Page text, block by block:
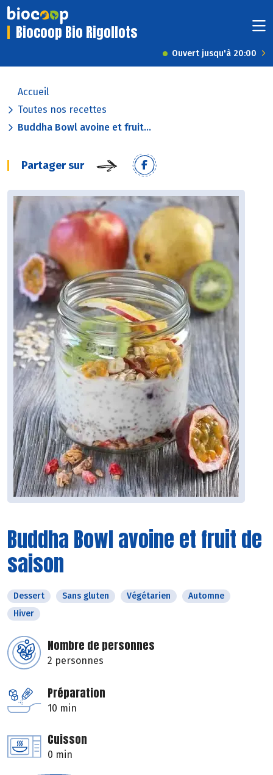
Biocoop Bio Rigollots
Ouvert jusqu'à 20:00
Accueil
Toutes nos recettes
Buddha Bowl avoine et fruit...
Partager sur
Buddha Bowl avoine et fruit de
saison
Dessert Sans gluten Végétarien
Automne
Hiver
Nombre de personnes
2 personnes
Préparation
10 min
Cuisson
0 min